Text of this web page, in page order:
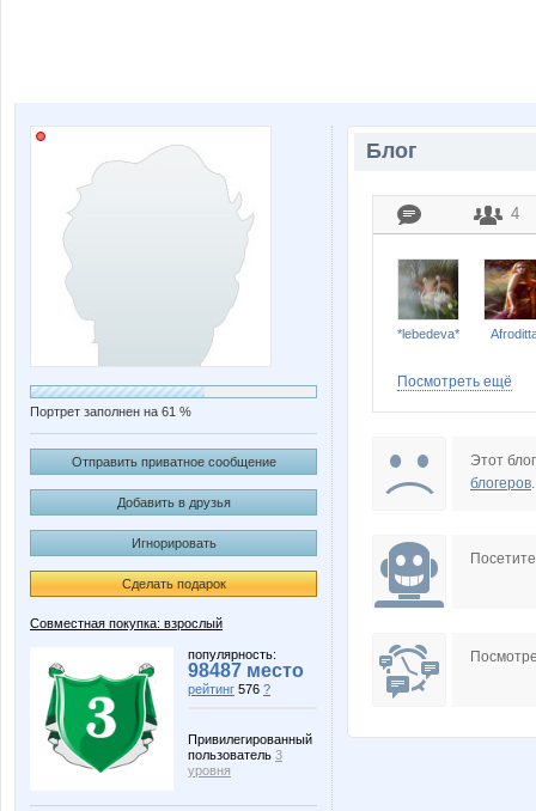
Портрет заполнен на 61 %
Отправить приватное сообщение
Добавить в друзья
Игнорировать
Сделать подарок
Совместная покупка: взрослый
популярность:
98487 место
рейтинг 576 ?
Привилегированный
пользователь 3
уровня
Блог
4
*lebedeva*
Tau
mapiks natylek
Посмотреть ещё
Этот
блогеров.